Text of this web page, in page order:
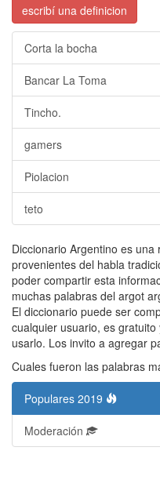
escribí una definicion
Corta la bocha
Bancar La Toma
Tincho.
gamers
Piolacion
teto
Diccionario Argentino es
provenientes del habla
poder compartir esta
muchas palabras del argot
El diccionario puede ser
cualquier usuario, es
usarlo. Los invito a agregar
Cuales fueron las palabras
Populares 2019
Moderación